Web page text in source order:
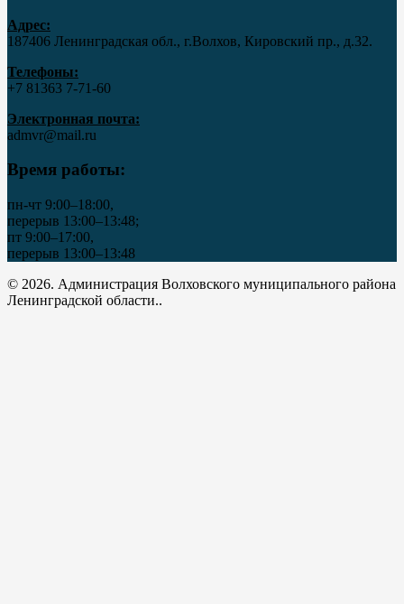
Адрес:
187406 Ленинградская обл., г.Волхов, Кировский пр., д.32.
Телефоны:
+7 81363 7‑71-60
Электронная почта:
admvr@mail.ru
Время работы:
пн-чт 9:00–18:00,
перерыв 13:00–13:48;
пт 9:00–17:00,
перерыв 13:00–13:48
© 2026. Администрация Волховского муниципального района
Ленинградской области..